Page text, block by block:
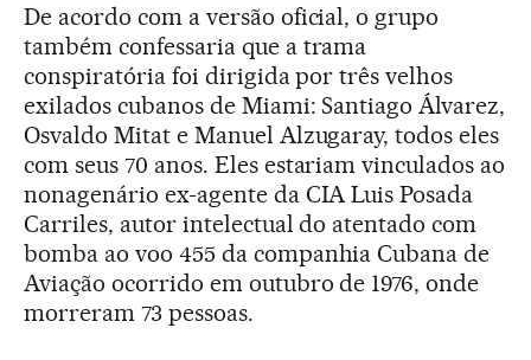
De acordo com a versão oficial, o grupo
também confessaria que a trama
conspiratória foi dirigida por três velhos
exilados cubanos de Miami: Santiago Álvarez,
Osvaldo Mitat e Manuel Alzugaray, todos eles
com seus 70 anos. Eles estariam vinculados ao
nonagenário ex-agente da CIA Luis Posada
Carriles, autor intelectual do atentado com
bomba ao voo 455 da companhia Cubana de
Aviação ocorrido em outubro de 1976, onde
morreram 73 pessoas.